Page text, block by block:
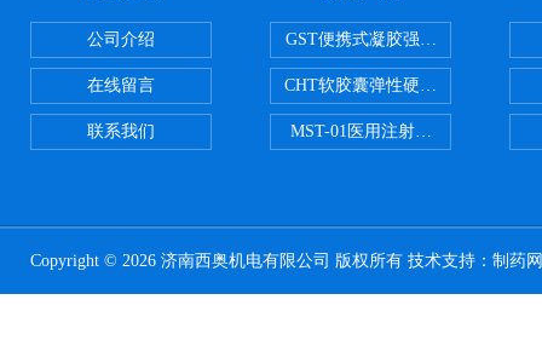
公司介绍
在线留言
联系我们
GST便携式凝胶强度测定仪
CHT软胶囊弹性硬度测试仪
MST-01医用注射器测试仪
Copyright © 2026 济南西奥机电有限公司 版权所有 技术支持： 制药网